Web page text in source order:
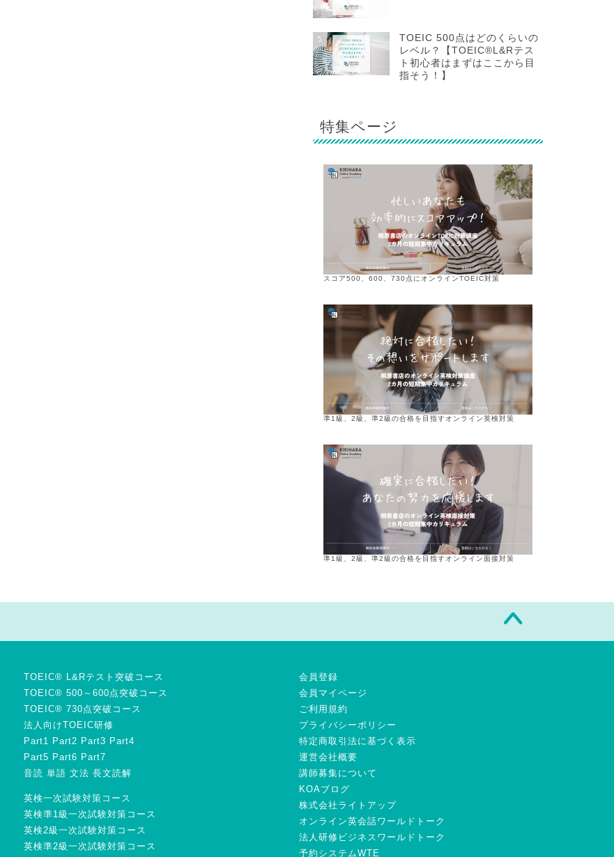
5
TOEIC 500点はどのくらいの
レベル？【TOEIC®L&Rテス
ト初心者はまずはここから目
指そう！】
特集ページ
スコア500、600、730点にオンラインTOEIC対策
準1級、2級、準2級の合格を目指すオンライン英検対策
準1級、2級、準2級の合格を目指すオンライン面接対策
TOEIC® L&Rテスト突破コース
TOEIC® 500～600点突破コース
TOEIC® 730点突破コース
法人向けTOEIC研修
Part1
Part2 Part3 Part4
Part5 Part6 Part7
音読 単語 文法 長文読解
英検一次試験対策コース
英検準1級一次試験対策コース
英検2級一次試験対策コース
英検準2級一次試験対策コース
会員登録
会員マイページ
ご利用規約
プライバシーポリシー
特定商取引法に基づく表示
運営会社概要
講師募集について
KOAブログ
株式会社ライトアップ
オンライン英会話ワールドトーク
法人研修ビジネスワールドトーク
予約システムWTE